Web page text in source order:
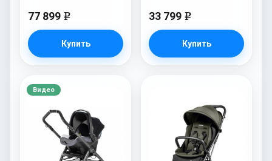
77 899 e
Купить
33 799 e
Купить
Видео